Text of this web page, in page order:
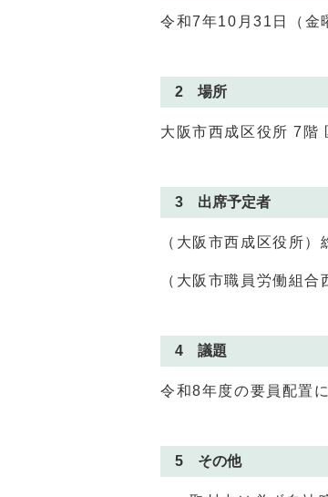
令和7年10月31日（金
2 場所
大阪市西成区役所 7階
3 出席予定者
（大阪市西成区役所
（大阪市職員労働組
4 議題
令和8年度の要員配置
5 その他